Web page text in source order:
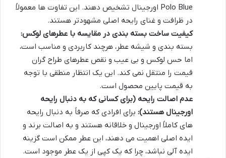
Polo Blue اورجینال تشخیص دهند. این تفاوت ها معمولاً
در ظرافت و غنای رایحه اصلی مشهودتر هستند.
کیفیت ساخت بسته بندی در مقایسه با عطرهای لوکس:
بسته بندی و شیشه عطر، هرچند کاربردی و مناسب است،
اما حس لوکس و بی عیب و نقص عطرهای طراح گران
قیمت را منتقل نمی کند. این یک انتظار منطقی با توجه
به قیمت پایین محصول است.
عدم اصالت رایحه (برای کسانی که به دنبال رایحه
اورجینال هستند): برای افرادی که صرفاً به دنبال رایحه
های کاملاً اورجینال و خلاقانه هستند و به اصالت برند و
ایده اصلی اهمیت می دهند، این عطر ممکن است گزینه
ایده آلی نباشد، چرا که یک کپی از یک عطر موجود است.